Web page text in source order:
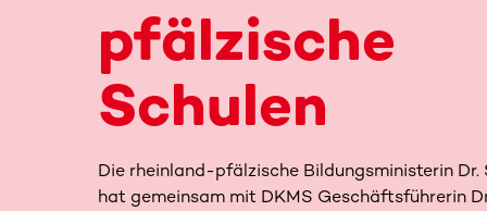
pfälzische
Schulen
Die rheinland-pfälzische Bildungsministerin Dr.
hat gemeinsam mit DKMS Geschäftsführerin